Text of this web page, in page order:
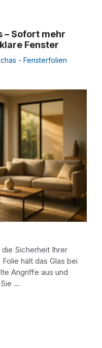
– Sofort mehr
Fenster
- Fensterfolien
Sicherheit Ihrer
hält das Glas bei
Angriffe aus und
…